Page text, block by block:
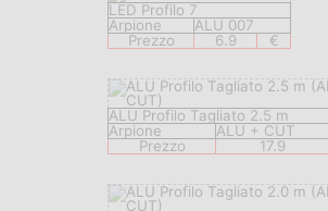
LED Profilo 7
Arpione
ALU 007
Prezzo
6.9 €
ALU Profilo Tagliato 2.5 m
Arpione
ALU + CUT
Prezzo
17.9